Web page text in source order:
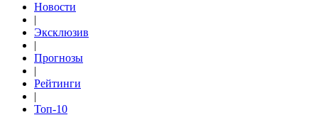
Новости
|
Эксклюзив
|
Прогнозы
|
Рейтинги
|
Топ-10